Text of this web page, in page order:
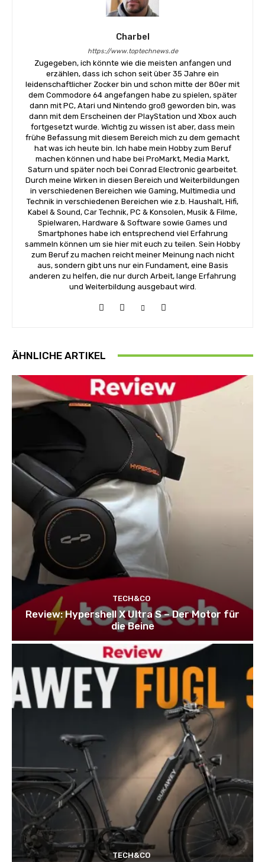
Charbel
https://www.toptechnews.de
Zugegeben, ich könnte wie die meisten anfangen und
erzählen, dass ich schon seit über 35 Jahre ein
leidenschaftlicher Zocker bin und schon mitte der 80er mit
dem Commodore 64 angefangen habe zu spielen, später
dann mit PC, Atari und Nintendo groß geworden bin, was
dann mit dem Erscheinen der PlayStation und Xbox auch
fortgesetzt wurde. Wichtig zu wissen ist aber, dass mein
frühe Befassung mit diesem Bereich mich zu dem gemacht
hat was ich heute bin. Ich habe mein Hobby zum Beruf
machen können und habe bei ProMarkt, Media Markt,
Saturn und später noch bei Conrad Electronic gearbeitet.
Durch meine Wirken in diesen Bereich und Weiterbildungen
in verschiedenen Bereichen wie Gaming, Multimedia und
Technik in verschiedenen Bereichen wie z.b. Haushalt, Hifi,
Kabel & Sound, Car Technik, PC & Konsolen, Musik & Filme,
Spielwaren, Hardware & Software sowie Games und
Smartphones habe ich entsprechend viel Erfahrung
sammeln können um sie hier mit euch zu teilen. Sein Hobby
zum Beruf zu machen reicht meiner Meinung nach nicht
aus, sondern gibt uns nur ein Fundament, eine Basis
anderen zu helfen, die nur durch Arbeit, lange Erfahrung
und Weiterbildung ausgebaut wird.
ÄHNLICHE ARTIKEL
TECH&CO
Review: Hypershell X Ultra S – Der Motor für
die Beine
TECH&CO